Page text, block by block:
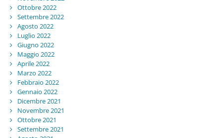
Ottobre 2022
Settembre 2022
Agosto 2022
Luglio 2022
Giugno 2022
Maggio 2022
Aprile 2022
Marzo 2022
Febbraio 2022
Gennaio 2022
Dicembre 2021
Novembre 2021
Ottobre 2021
Settembre 2021